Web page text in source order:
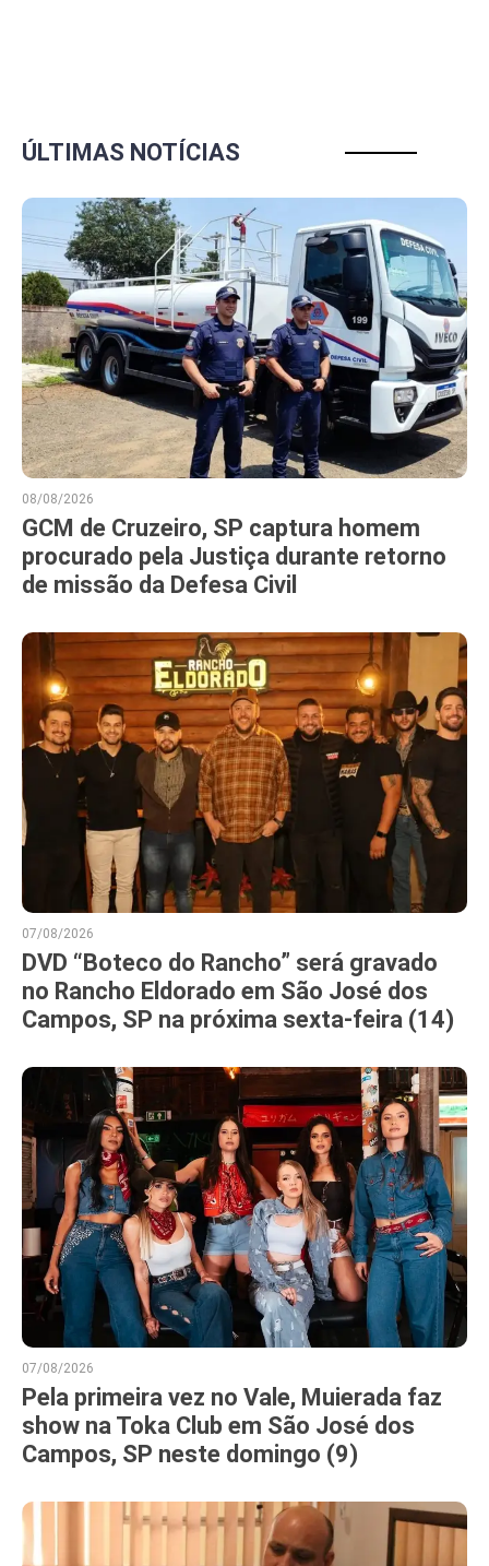
ÚLTIMAS NOTÍCIAS
08/08/2026
GCM de Cruzeiro, SP captura homem
procurado pela Justiça durante retorno
de missão da Defesa Civil
07/08/2026
DVD “Boteco do Rancho” será gravado
no Rancho Eldorado em São José dos
Campos, SP na próxima sexta-feira (14)
07/08/2026
Pela primeira vez no Vale, Muierada faz
show na Toka Club em São José dos
Campos, SP neste domingo (9)